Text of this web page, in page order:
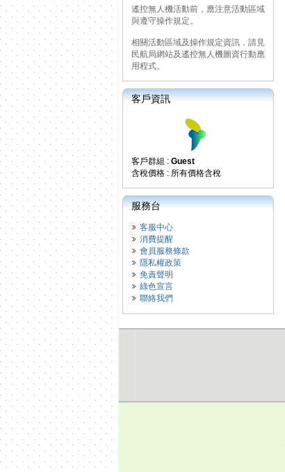
遙控無人機活動前，應注意活動區域
與遵守操作規定。
相關活動區域及操作規定資訊，請見
民航局網站及遙控無人機圖資行動應
用程式。
客戶資訊
客戶群組 : Guest
含稅價格 : 所有價格含稅
服務台
客服中心
消費提醒
會員服務條款
隱私權政策
免責聲明
綠色宣言
聯絡我們